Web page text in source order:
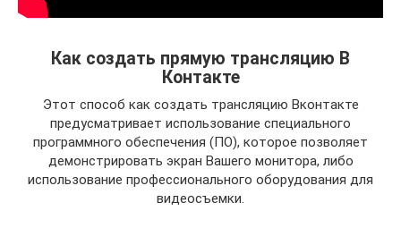
Как создать прямую трансляцию В
Контакте
Этот способ как создать трансляцию Вконтакте
предусматривает использование специального
программного обеспечения (ПО), которое позволяет
демонстрировать экран Вашего монитора, либо
использование профессионального оборудования для
видеосъемки.